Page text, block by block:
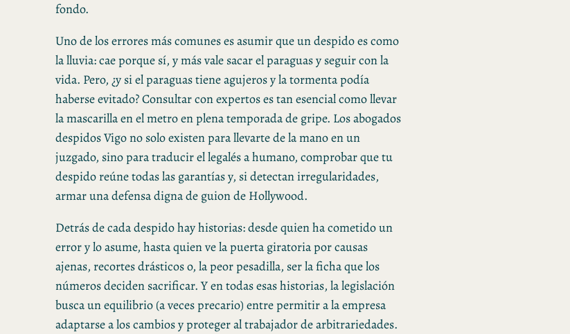
fondo.
Uno de los errores más comunes es asumir que un despido es como
la lluvia: cae porque sí, y más vale sacar el paraguas y seguir con la
vida. Pero, ¿y si el paraguas tiene agujeros y la tormenta podía
haberse evitado? Consultar con expertos es tan esencial como llevar
la mascarilla en el metro en plena temporada de gripe. Los abogados
despidos Vigo no solo existen para llevarte de la mano en un
juzgado, sino para traducir el legalés a humano, comprobar que tu
despido reúne todas las garantías y, si detectan irregularidades,
armar una defensa digna de guion de Hollywood.
Detrás de cada despido hay historias: desde quien ha cometido un
error y lo asume, hasta quien ve la puerta giratoria por causas
ajenas, recortes drásticos o, la peor pesadilla, ser la ficha que los
números deciden sacrificar. Y en todas esas historias, la legislación
busca un equilibrio (a veces precario) entre permitir a la empresa
adaptarse a los cambios y proteger al trabajador de arbitrariedades.